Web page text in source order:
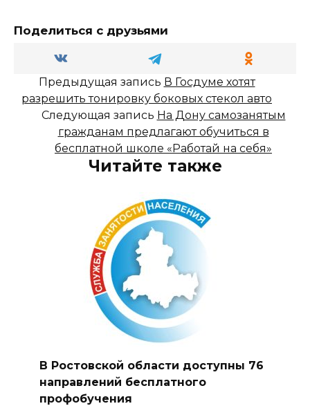
Поделиться с друзьями
Предыдущая запись В Госдуме хотят
разрешить тонировку боковых стекол авто
Следующая запись На Дону самозанятым
гражданам предлагают обучиться в
бесплатной школе «Работай на себя»
Читайте также
В Ростовской области доступны 76
направлений бесплатного
профобучения